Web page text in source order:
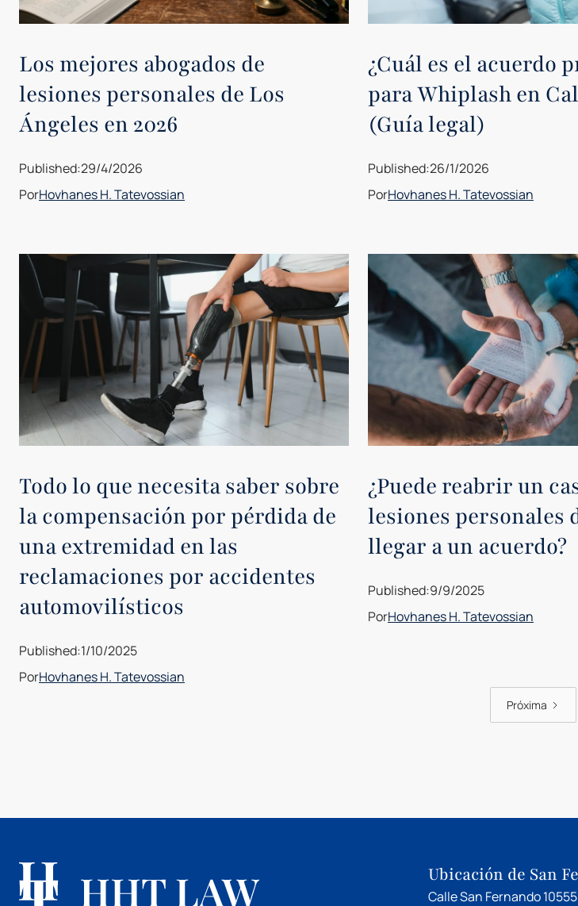
Los mejores abogados de
lesiones personales de Los
Ángeles en 2026
Published:29/4/2026
PorHovhanes H. Tatevossian
¿Cuál es el acuerdo
para Whiplash en
(Guía legal)
Published:26/1/2026
PorHovhanes H. Tatevossian
Todo lo que necesita saber sobre
la compensación por pérdida de
una extremidad en las
reclamaciones por accidentes
automovilísticos
Published:1/10/2025
PorHovhanes H. Tatevossian
¿Puede reabrir un
lesiones personales
llegar a un acuerdo?
Published:9/9/2025
PorHovhanes H. Tatevossian
Próxima
Ubicación de San
Calle San Fernando